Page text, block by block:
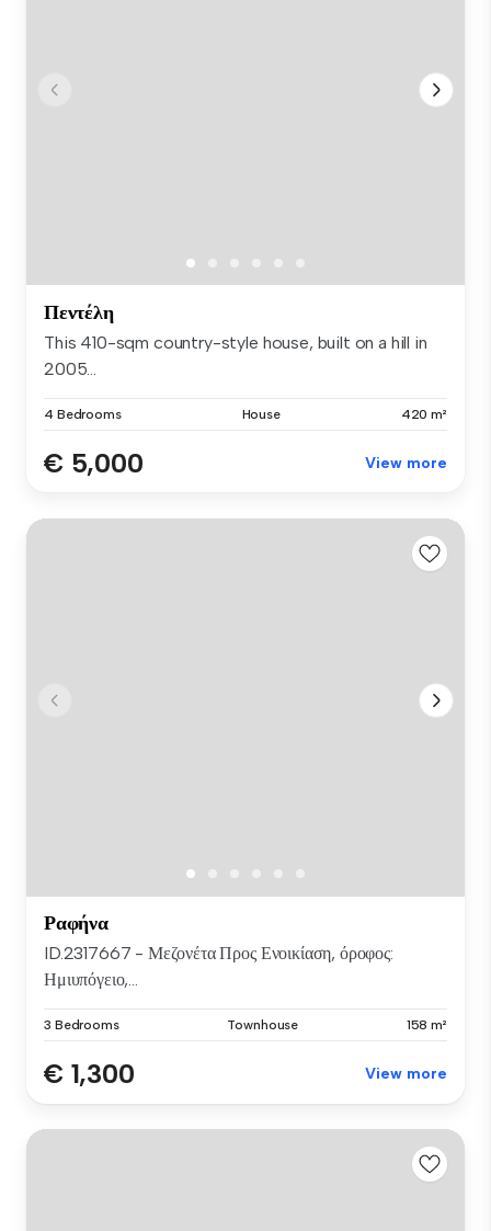
Πεντέλη
This 410-sqm country-style house, built on a hill in
2005...
4 Bedrooms House 420 m²
€ 5,000 View more
Ραφήνα
ID.2317667 - Μεζονέτα Προς Ενοικίαση, όροφος:
Ημιυπόγειο,...
3 Bedrooms Townhouse 158 m²
€ 1,300 View more